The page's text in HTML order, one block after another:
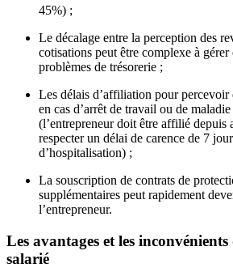
45%) ;
Le décalage entre la perception des
cotisations peut être complexe à
problèmes de trésorerie ;
Les délais d’affiliation pour percevoir
en cas d’arrêt de travail ou de
(l’entrepreneur doit être affilié depuis
respecter un délai de carence de 7
d’hospitalisation) ;
La souscription de contrats de
supplémentaires peut rapidement
l’entrepreneur.
Les avantages et les
salarié